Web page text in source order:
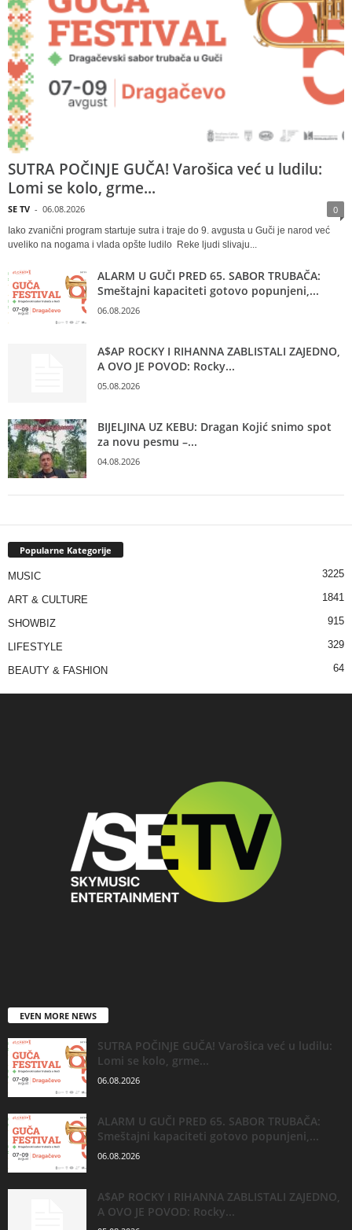
SUTRA POČINJE GUČA! Varošica već u ludilu:
Lomi se kolo, grme...
SE TV - 06.08.2026 0
Iako zvanični program startuje sutra i traje do 9. avgusta u Guči je narod već
uveliko na nogama i vlada opšte ludilo Reke ljudi slivaju...
ALARM U GUČI PRED 65. SABOR TRUBAČA:
Smeštajni kapaciteti gotovo popunjeni,...
06.08.2026
A$AP ROCKY I RIHANNA ZABLISTALI ZAJEDNO,
A OVO JE POVOD: Rocky...
05.08.2026
BIJELJINA UZ KEBU: Dragan Kojić snimo spot
za novu pesmu –...
04.08.2026
Popularne Kategorije
MUSIC 3225
ART & CULTURE 1841
SHOWBIZ 915
LIFESTYLE 329
BEAUTY & FASHION 64
EVEN MORE NEWS
SUTRA POČINJE GUČA! Varošica već u ludilu:
Lomi se kolo, grme...
06.08.2026
ALARM U GUČI PRED 65. SABOR TRUBAČA:
Smeštajni kapaciteti gotovo popunjeni,...
06.08.2026
A$AP ROCKY I RIHANNA ZABLISTALI ZAJEDNO,
A OVO JE POVOD: Rocky...